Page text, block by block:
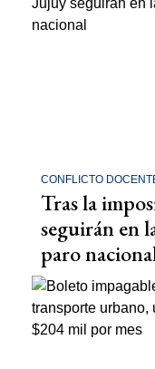
CONFLICTO
Tras la
seguirán en
paro